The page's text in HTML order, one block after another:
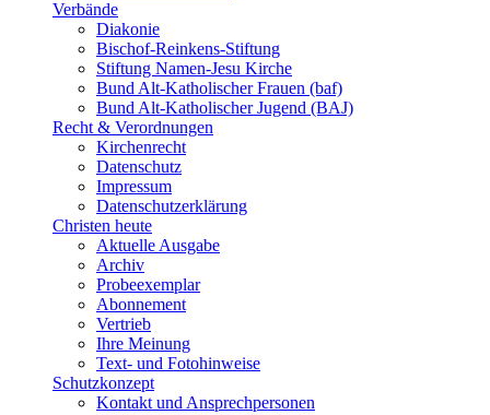
Verbände
Diakonie
Bischof-Reinkens-Stiftung
Stiftung Namen-Jesu Kirche
Bund Alt-Katholischer Frauen (baf)
Bund Alt-Katholischer Jugend (BAJ)
Recht & Verordnungen
Kirchenrecht
Datenschutz
Impressum
Datenschutzerklärung
Christen heute
Aktuelle Ausgabe
Archiv
Probeexemplar
Abonnement
Vertrieb
Ihre Meinung
Text- und Fotohinweise
Schutzkonzept
Kontakt und Ansprechpersonen